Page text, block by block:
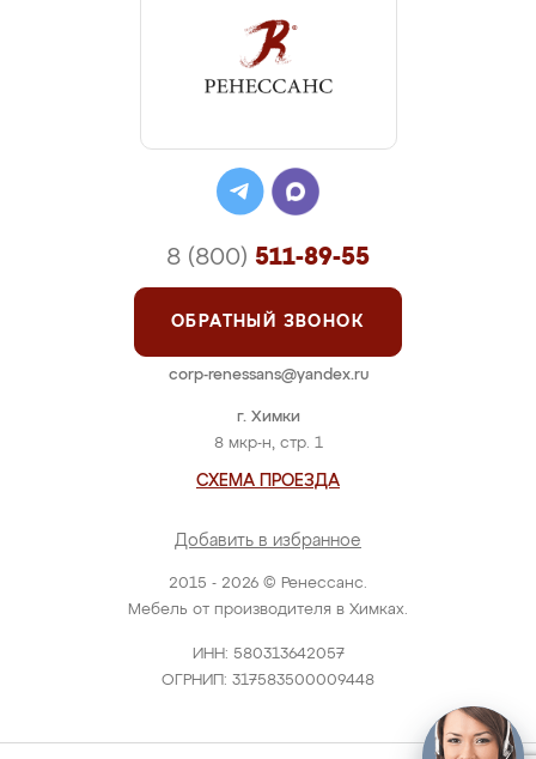
2015 - 2026 © Ренессанс.
Мебель от производителя в Химках.
ИНН: 580313642057
ОГРНИП: 317583500009448
г. Химки
8 мкр-н, стр. 1
СХЕМА ПРОЕЗДА
Добавить в избранное
8 (800) 511-89-55
ОБРАТНЫЙ ЗВОНОК
corp-renessans@yandex.ru